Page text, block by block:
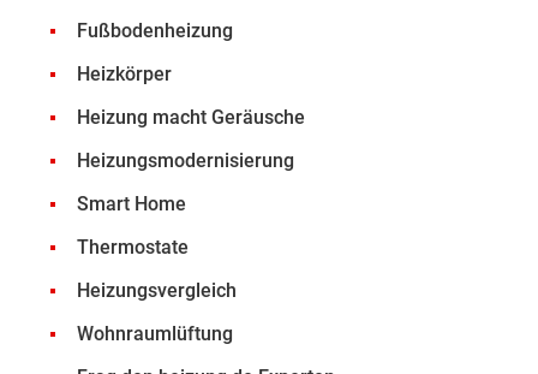
Fußbodenheizung
Heizkörper
Heizung macht Geräusche
Heizungsmodernisierung
Smart Home
Thermostate
Heizungsvergleich
Wohnraumlüftung